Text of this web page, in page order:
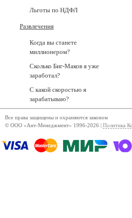
Льготы по НДФЛ
Развлечения
Когда вы станете
миллионером?
Сколько Биг-Маков я уже
заработал?
С какой скоростью я
зарабатываю?
Все права защищены и охраняются законом
© ООО «Ант-Менеджмент» 1996-2026 | Политика